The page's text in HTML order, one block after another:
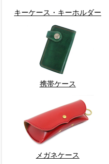
キーケース・キーホルダー
携帯ケース
メガネケース